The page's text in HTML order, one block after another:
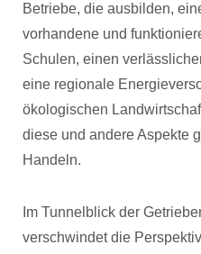
Betriebe, die ausbilden,
vorhandene und
Schulen, einen
eine regionale
ökologischen
diese und andere Aspekte
Handeln.
Im Tunnelblick der
verschwindet die